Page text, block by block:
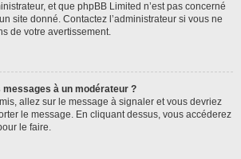
et que phpBB Limited n’est pas concerné
site donné. Contactez l’administrateur si vous ne
de votre avertissement.
à un modérateur ?
allez sur le message à signaler et vous devriez
le message. En cliquant dessus, vous accéderez
le faire.